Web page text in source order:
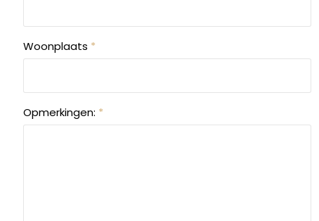
Woonplaats *
Opmerkingen: *